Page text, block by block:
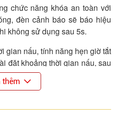
chức năng khóa an toàn với
đèn cảnh báo sẽ báo hiệu
không sử dụng sau 5s.
gian nấu, tính năng hẹn giờ tắt
đặt khoảng thời gian nấu, sau
tắt.
kính phẳng, kính dễ dàng
thêm